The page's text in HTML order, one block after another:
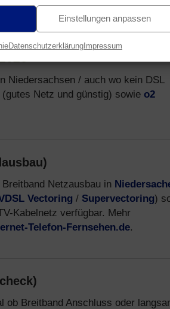
Einstellungen anpassen
DatenschutzerklärungImpressum
Niedersachsen / auch wo kein DSL
(gutes Netz und günstig) sowie o2
Netzausbau in
Vectoring / Supervectoring)
Kabelnetz verfügbar. Mehr
Telefon-Fernsehen.de.
ob Breitband Anschluss oder